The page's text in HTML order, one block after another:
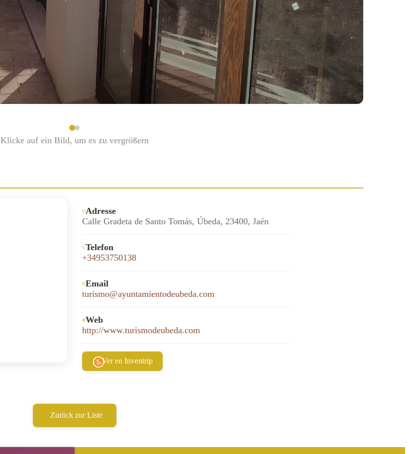
Klicke auf ein Bild, um es zu vergrößern
Adresse
Calle Gradeta de Santo Tomás, Úbeda, 23400, Jaén
Telefon
+34953750138
Email
turismo@ayuntamientodeubeda.com
Web
http://www.turismodeubeda.com
Ver en Inventrip
Zurück zur Liste